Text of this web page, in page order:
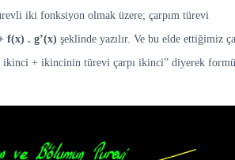
iki fonksiyon olmak üzere; çarpım türevi
f(x) . g’(x) şeklinde yazılır. Ve bu elde ettiğimiz
+ ikincinin türevi çarpı ikinci” diyerek